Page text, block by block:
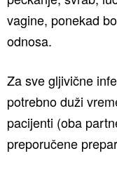
vagine, ponekad
odnosa.
Za sve gljivične
potrebno duži
pacijenti (oba
preporučene